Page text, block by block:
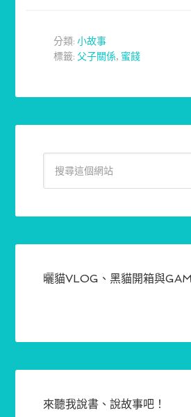
分類:小故事
標籤: 父子關係, 蜜餞
曬貓VLOG、黑貓開箱與
來聽我說書、說故事吧！